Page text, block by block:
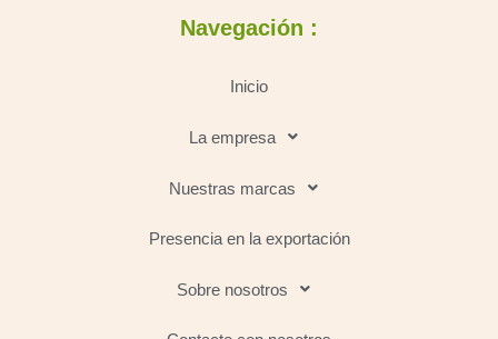
Navegación :
Inicio
La empresa
Nuestras marcas
Presencia en la exportación
Sobre nosotros